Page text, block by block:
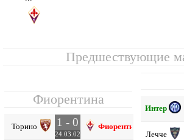
Предшествующие
Фиорентина
Торино 1 - 0
24.03.02
Фиорентина
Интер
Лечче